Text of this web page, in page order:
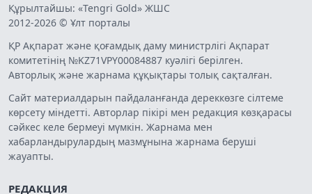
Құрылтайшы: «Tengri Gold» ЖШС
2012-2026 © Ұлт порталы
ҚР Ақпарат және қоғамдық даму министрлігі Ақпарат
комитетінің №KZ71VPY00084887 куәлігі берілген.
Авторлық және жарнама құқықтары толық сақталған.
Сайт материалдарын пайдаланғанда дереккөзге сілтеме
көрсету міндетті. Авторлар пікірі мен редакция көзқарасы
сәйкес келе бермеуі мүмкін. Жарнама мен
хабарландырулардың мазмұнына жарнама беруші
жауапты.
РЕДАКЦИЯ